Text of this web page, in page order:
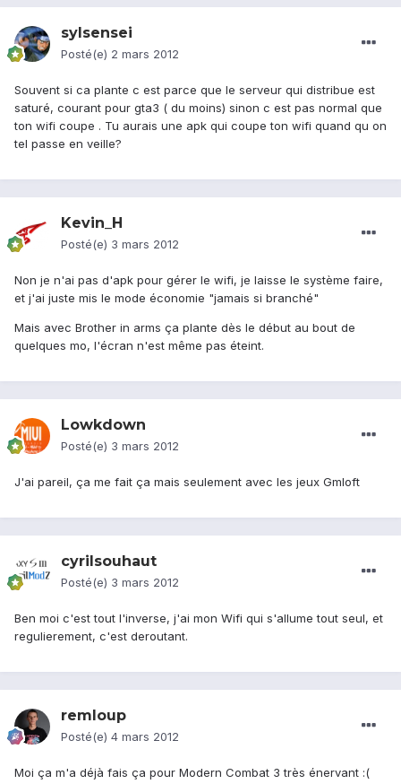
sylsensei
Posté(e) 2 mars 2012
Souvent si ca plante c est parce que le serveur qui distribue est
saturé, courant pour gta3 ( du moins) sinon c est pas normal que
ton wifi coupe . Tu aurais une apk qui coupe ton wifi quand qu on
tel passe en veille?
Kevin_H
Posté(e) 3 mars 2012
Non je n'ai pas d'apk pour gérer le wifi, je laisse le système faire,
et j'ai juste mis le mode économie "jamais si branché"
Mais avec Brother in arms ça plante dès le début au bout de
quelques mo, l'écran n'est même pas éteint.
Lowkdown
Posté(e) 3 mars 2012
J'ai pareil, ça me fait ça mais seulement avec les jeux Gmloft
cyrilsouhaut
Posté(e) 3 mars 2012
Ben moi c'est tout l'inverse, j'ai mon Wifi qui s'allume tout seul, et
regulierement, c'est deroutant.
remloup
Posté(e) 4 mars 2012
Moi ça m'a déjà fais ça pour Modern Combat 3 très énervant :(